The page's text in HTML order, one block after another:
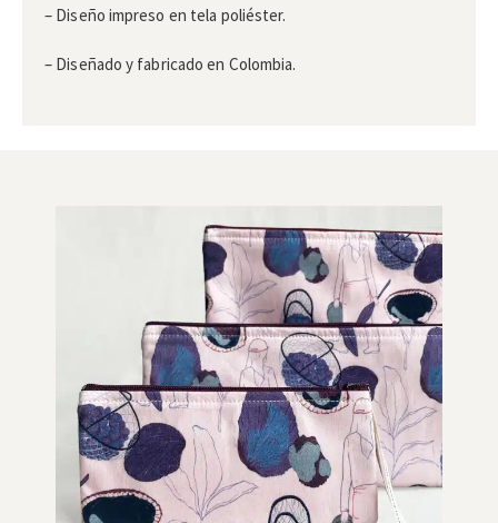
– Diseño impreso en tela poliéster.
– Diseñado y fabricado en Colombia.